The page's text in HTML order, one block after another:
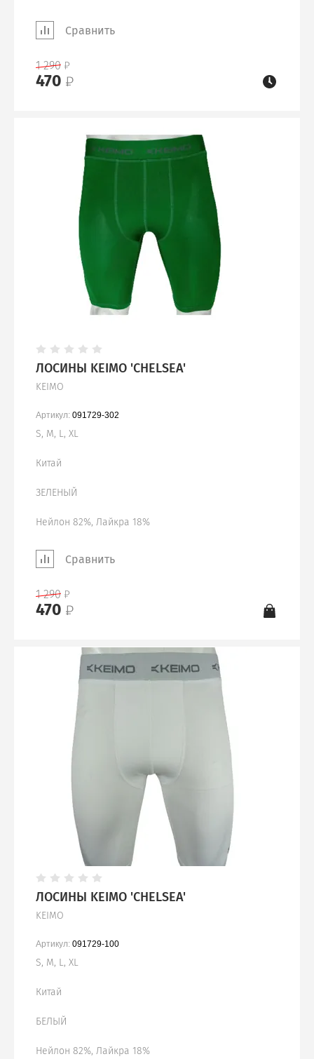
Сравнить
1 290
470
ЛОСИНЫ KEIMO 'CHELSEA'
KEIMO
Артикул: 091729-302
S, M, L, XL
Китай
ЗЕЛЕНЫЙ
Нейлон 82%, Лайкра 18%
Сравнить
1 290
470
ЛОСИНЫ KEIMO 'CHELSEA'
KEIMO
Артикул: 091729-100
S, M, L, XL
Китай
БЕЛЫЙ
Нейлон 82%, Лайкра 18%